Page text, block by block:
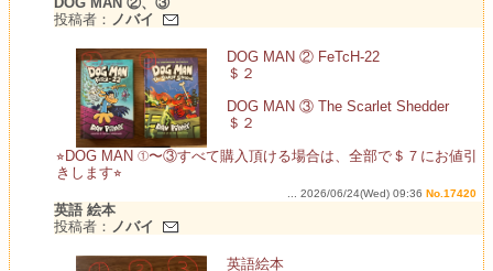
投稿者： ノバイ
DOG MAN ② FeTcH-22
＄２
DOG MAN ③ The Scarlet Shedder
＄２
⭐︎DOG MAN ①〜③すべて購入頂ける場合は、全部で＄７にお値引
きします⭐︎
... 2026/06/24(Wed) 09:36 No.17420
英語 絵本
投稿者： ノバイ
英語絵本